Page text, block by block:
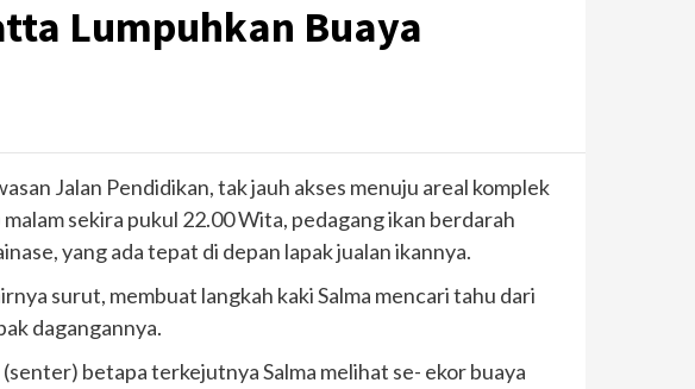
Lumpuhkan Buaya
Jalan Pendidikan, tak jauh akses menuju areal komplek
sekira pukul 22.00 Wita, pedagang ikan berdarah
yang ada tepat di depan lapak jualan ikannya.
surut, membuat langkah kaki Salma mencari tahu dari
dagangannya.
betapa terkejutnya Salma melihat se- ekor buaya